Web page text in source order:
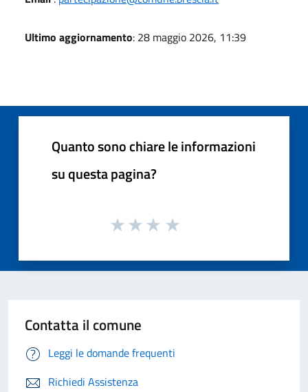
Ultimo aggiornamento: 28 maggio 2026, 11:39
Quanto sono chiare le informazioni
su questa pagina?
Contatta il comune
Leggi le domande frequenti
Richiedi Assistenza